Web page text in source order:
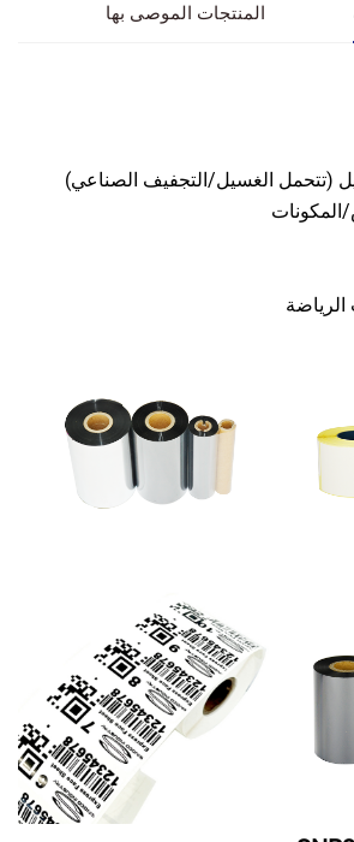
المنتجات الموصى بها
(تتحمل الغسيل/التجفيف الصناعي)